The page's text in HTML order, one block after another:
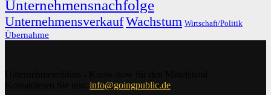
Unternehmensnachfolge
UnternehmensverkaufWachstum Wirtschaft/Politik
Übernahme
info@goingpublic.de